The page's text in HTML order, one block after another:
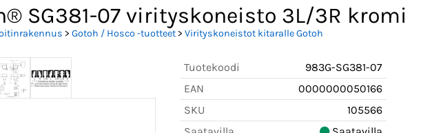
SG381-07 virityskoneisto 3L/3R kromi
> Gotoh / Hosco -tuotteet> Virityskoneistot kitaralle Gotoh
Tuotekoodi
983G-SG381-07
EAN
0000000050166
SKU
105566